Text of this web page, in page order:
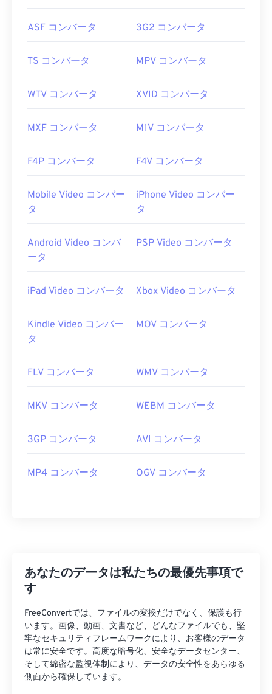
ASF コンバータ 3G2 コンバータ
TS コンバータ MPV コンバータ
WTV コンバータ XVID コンバータ
MXF コンバータ M1V コンバータ
F4P コンバータ F4V コンバータ
Mobile Video コンバー
タ
iPhone Video コンバー
タ
Android Video コンバ
ータ
PSP Video コンバータ
iPad Video コンバータ Xbox Video コンバータ
Kindle Video コンバー
タ
MOV コンバータ
FLV コンバータ WMV コンバータ
MKV コンバータ WEBM コンバータ
3GP コンバータ AVI コンバータ
MP4 コンバータ OGV コンバータ
あなたのデータは私たちの最優先事項で
す
FreeConvertでは、ファイルの変換だけでなく、保護も行
います。画像、動画、文書など、どんなファイルでも、堅
牢なセキュリティフレームワークにより、お客様のデータ
は常に安全です。高度な暗号化、安全なデータセンター、
そして綿密な監視体制により、データの安全性をあらゆる
側面から確保しています。